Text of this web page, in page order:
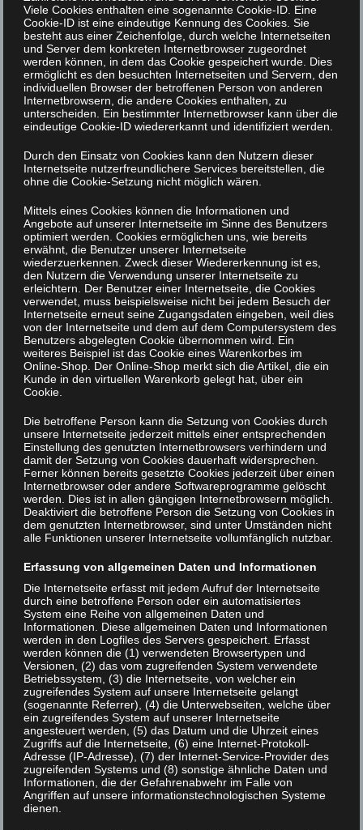
Übernachtungsmöglichkeiten eröffnet
neue Perspektiven für innovative
Veranstaltungsformate und stärkt
Göttingen als Ort exzellenter Wissenschaft
und wirksamer Nachwuchsförderung.
24. März 2026
Die XLAB Stiftung eröffnet das neue
Begegnungszentrum mit Wohntrakt
Neuer Ort für Bildung, Begegnung und
naturwissenschaftlichen Austausch in Göttingen
Am15. April 2026eröffnet die XLAB
Stiftung offiziell ihr neues
Begegnungszentrum mit Wohntraktin
XLAB Experimentallabor um Seminarräume,
Wohnräume und Gemeinschaftsbereiche
und schafft damit neue Möglichkeiten für
mehrtägige Kurse, Science Camps,
universitäre Seminare und weitere
Bildungsangebote.
Mit dem neuen Gebäude entsteht ein Ort, an
dem naturwissenschaftliche Bildung,
Austausch und gemeinsames Lernen eng
miteinander verbunden werden. Neben
Seminarräumen umfasst das Haus
Wohnräume, Gemeinschaftsbereiche, einen
Speiseraum sowie eine große Catering-
Küche. Dadurch werden erstmals optimale
Bedingungen geschaffen, um auch
mehrtägige Formate in unmittelbarer
Verbindung zum XLAB durchzuführen.
Viele Cookies enthalten eine sogenannte Cookie-ID. Eine
Cookie-ID ist eine eindeutige Kennung des Cookies. Sie
besteht aus einer Zeichenfolge, durch welche Internetseiten
und Server dem konkreten Internetbrowser zugeordnet
werden können, in dem das Cookie gespeichert wurde. Dies
ermöglicht es den besuchten Internetseiten und Servern, den
individuellen Browser der betroffenen Person von anderen
Internetbrowsern, die andere Cookies enthalten, zu
unterscheiden. Ein bestimmter Internetbrowser kann über die
eindeutige Cookie-ID wiedererkannt und identifiziert werden.
Durch den Einsatz von Cookies kann den Nutzern dieser
Internetseite nutzerfreundlichere Services bereitstellen, die
ohne die Cookie-Setzung nicht möglich wären.
Mittels eines Cookies können die Informationen und
Angebote auf unserer Internetseite im Sinne des Benutzers
optimiert werden. Cookies ermöglichen uns, wie bereits
erwähnt, die Benutzer unserer Internetseite
wiederzuerkennen. Zweck dieser Wiedererkennung ist es,
den Nutzern die Verwendung unserer Internetseite zu
erleichtern. Der Benutzer einer Internetseite, die Cookies
verwendet, muss beispielsweise nicht bei jedem Besuch der
Internetseite erneut seine Zugangsdaten eingeben, weil dies
von der Internetseite und dem auf dem Computersystem des
Benutzers abgelegten Cookie übernommen wird. Ein
weiteres Beispiel ist das Cookie eines Warenkorbes im
Online-Shop. Der Online-Shop merkt sich die Artikel, die ein
Kunde in den virtuellen Warenkorb gelegt hat, über ein
Cookie.
Die betroffene Person kann die Setzung von Cookies durch
unsere Internetseite jederzeit mittels einer entsprechenden
Einstellung des genutzten Internetbrowsers verhindern und
damit der Setzung von Cookies dauerhaft widersprechen.
Ferner können bereits gesetzte Cookies jederzeit über einen
Internetbrowser oder andere Softwareprogramme gelöscht
werden. Dies ist in allen gängigen Internetbrowsern möglich.
Deaktiviert die betroffene Person die Setzung von Cookies in
dem genutzten Internetbrowser, sind unter Umständen nicht
alle Funktionen unserer Internetseite vollumfänglich nutzbar.
Erfassung von allgemeinen Daten und Informationen
Die Internetseite erfasst mit jedem Aufruf der Internetseite
durch eine betroffene Person oder ein automatisiertes
System eine Reihe von allgemeinen Daten und
Informationen. Diese allgemeinen Daten und Informationen
werden in den Logfiles des Servers gespeichert. Erfasst
werden können die (1) verwendeten Browsertypen und
Versionen, (2) das vom zugreifenden System verwendete
Betriebssystem, (3) die Internetseite, von welcher ein
zugreifendes System auf unsere Internetseite gelangt
(sogenannte Referrer), (4) die Unterwebseiten, welche über
ein zugreifendes System auf unserer Internetseite
angesteuert werden, (5) das Datum und die Uhrzeit eines
Zugriffs auf die Internetseite, (6) eine Internet-Protokoll-
Adresse (IP-Adresse), (7) der Internet-Service-Provider des
zugreifenden Systems und (8) sonstige ähnliche Daten und
Informationen, die der Gefahrenabwehr im Falle von
Angriffen auf unsere informationstechnologischen Systeme
dienen.